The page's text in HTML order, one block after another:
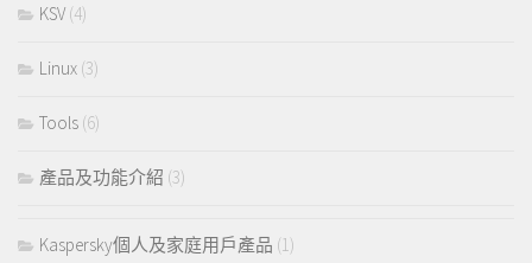
KSV (4)
Linux (3)
Tools (6)
產品及功能介紹 (3)
Kaspersky個人及家庭用戶產品 (1)